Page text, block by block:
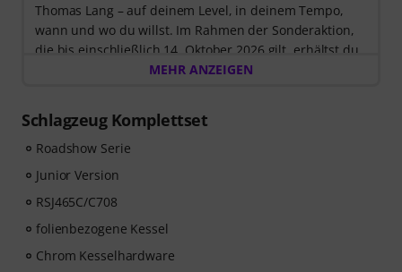
Thomas Lang – auf deinem Level, in deinem Tempo,
wann und wo du willst. Im Rahmen der Sonderaktion,
die bis einschließlich 14. Oktober 2026 gilt, erhältst du
3 Monate exklusiven Zugang zur MyGroove School of
MEHR ANZEIGEN
Schlagzeug Komplettset
Roadshow Serie
Junior Version
RSJ465C/C708
folienbezogene Kessel
Chrom Kesselhardware